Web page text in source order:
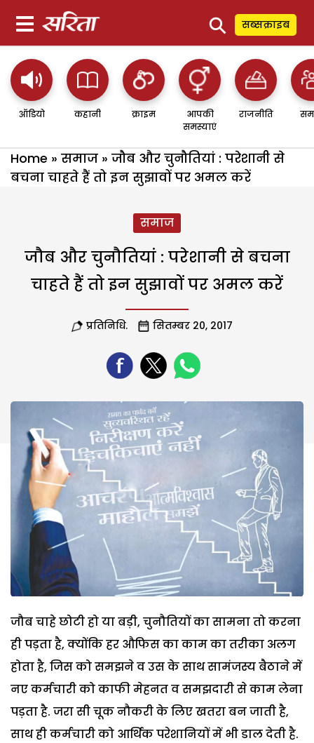
⚲ सब्सक्राइब
ऑडियो कहानी क्राइम
आपकी
समस्याएं
राजनीति
Home » समाज » जौब और चुनौतियां : परेशानी से
बचना चाहते हैं तो इन सुझावों पर अमल करें
समाज
जौब और चुनौतियां : परेशानी से बचना
चाहते हैं तो इन सुझावों पर अमल करें
प्रतिनिधि. सितम्बर 20, 2017
जौब चाहे छोटी हो या बड़ी, चुनौतियों का सामना तो करना
ही पड़ता है, क्योंकि हर औफिस का काम का तरीका अलग
होता है, जिस को समझने व उस के साथ सामंजस्य बैठाने में
नए कर्मचारी को काफी मेहनत व समझदारी से काम लेना
पड़ता है. जरा सी चूक नौकरी के लिए खतरा बन जाती है,
साथ ही कर्मचारी को आर्थिक परेशानियों में भी डाल देती है.